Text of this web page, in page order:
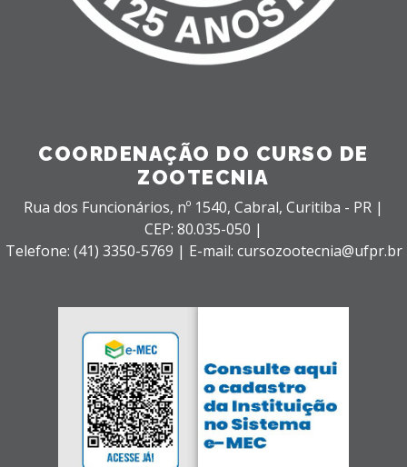
COORDENAÇÃO DO CURSO DE
ZOOTECNIA
Rua dos Funcionários, nº 1540, Cabral, Curitiba - PR |
CEP: 80.035-050 |
Telefone: (41) 3350-5769 | E-mail: cursozootecnia@ufpr.br